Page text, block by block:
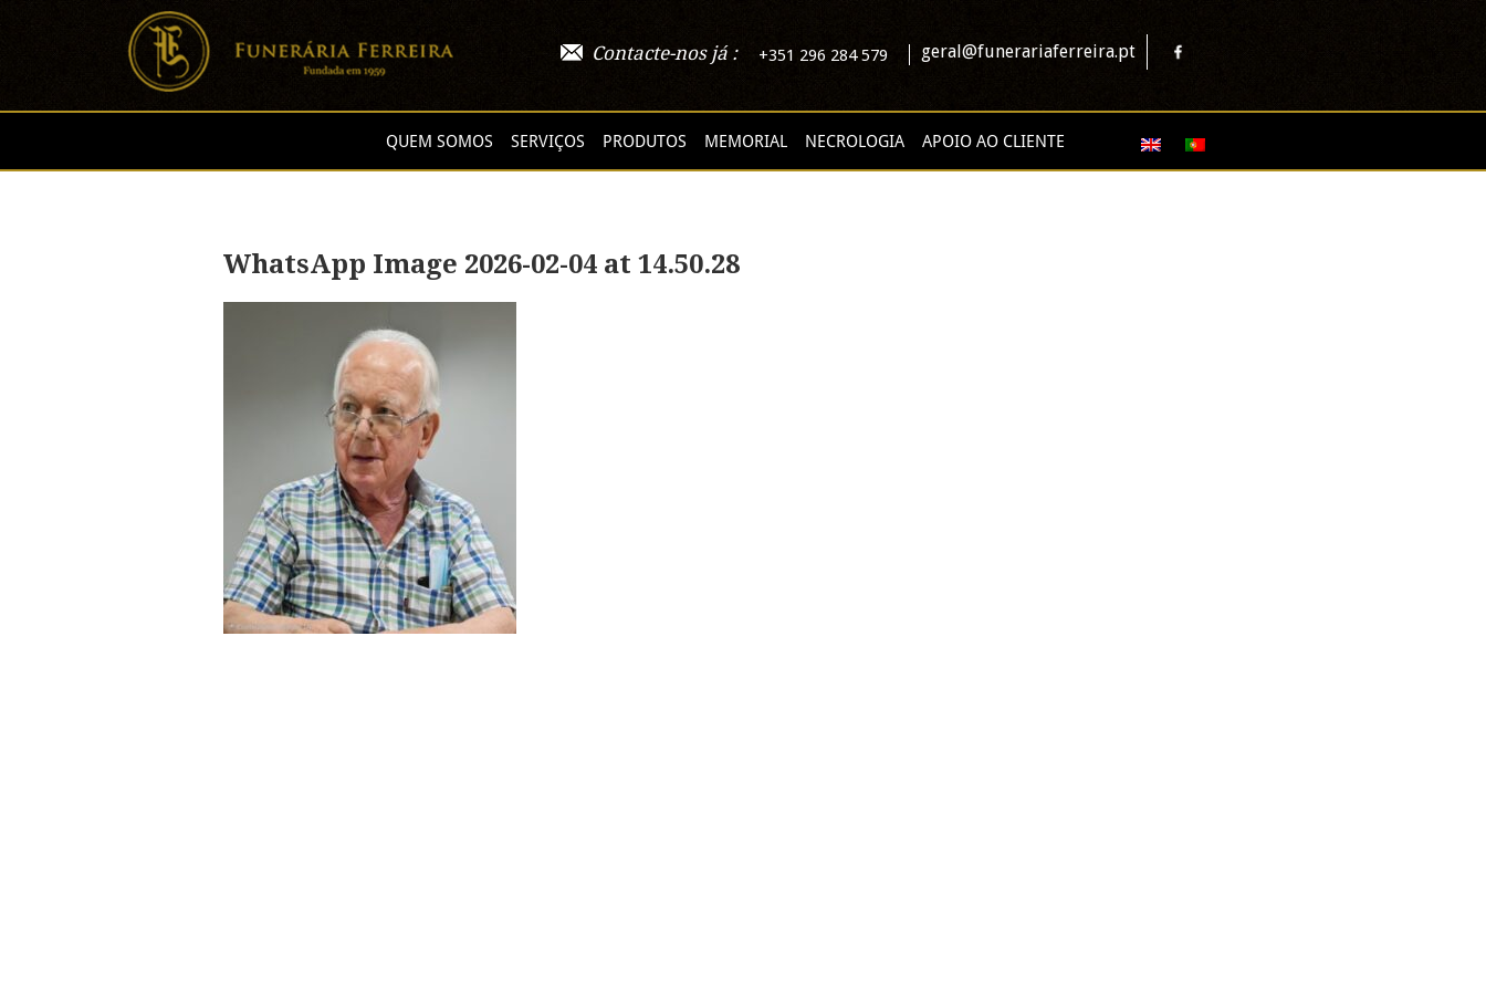
Contacte-nos já : +351 296 284 579 geral@funerariaferreira.pt
QUEM SOMOS SERVIÇOS PRODUTOS MEMORIAL NECROLOGIA APOIO AO CLIENTE
WhatsApp Image 2026-02-04 at 14.50.28